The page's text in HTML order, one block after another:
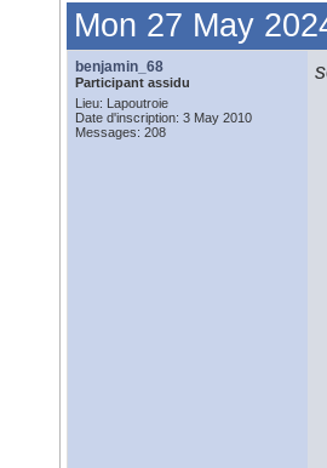
Mon 27 May
benjamin_68
Participant assidu
Lieu: Lapoutroie
Date d'inscription: 3 May 2010
Messages: 208